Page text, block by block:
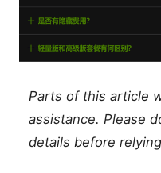
Parts of this article
assistance. Please
details before